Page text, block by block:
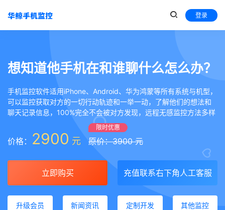
登录
想知道他手机在和谁聊什么怎么办？
手机监控软件适用iPhone、Android、华为鸿蒙等所有系统与机型，
可以监控获取对方的一切行动轨迹和一举一动，了解他们的想法和
聊天记录信息，100%完全不会被对方发现，远程无感监控方法多样
价格： 2900 元
限时优惠
原价：3900 元
立即购买 充值联系右下角人工客服
升级会员 新闻资讯 定制开发 其他监控